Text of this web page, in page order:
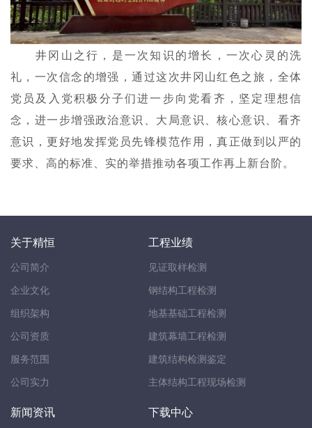
井冈山之行，是一次知识的增长，一次心灵的洗
礼，一次信念的增强，通过这次井冈山红色之旅，全体
党员及入党积极分子们进一步向党看齐，坚定理想信
念，进一步增强政治意识、大局意识、核心意识、看齐
意识，更好地发挥党员先锋模范作用，真正做到以严的
要求、高的标准、实的举措推动各项工作再上新台阶。
关于精恒
公司简介
企业文化
组织架构
公司资质
服务范围
公司实力
工程业绩
见证取样检测
钢结构工程检测
地基基础工程检测
建筑幕墙工程检测
建筑结构检测鉴定
主体结构工程现场检测
新闻资讯
下载中心